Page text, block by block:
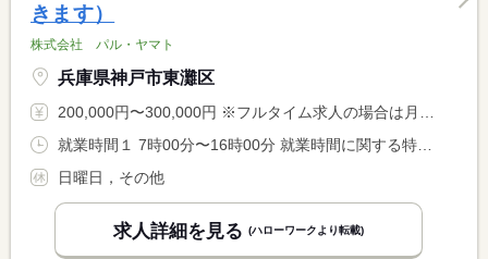
きます）
株式会社 パル・ヤマト
兵庫県神戸市東灘区
200,000円〜300,000円 ※フルタイム求人の場合は月額（換算額）、パート求人の場合は時間額を表示しています。
日曜日，その他
求人詳細を見る (ハローワークより転載)